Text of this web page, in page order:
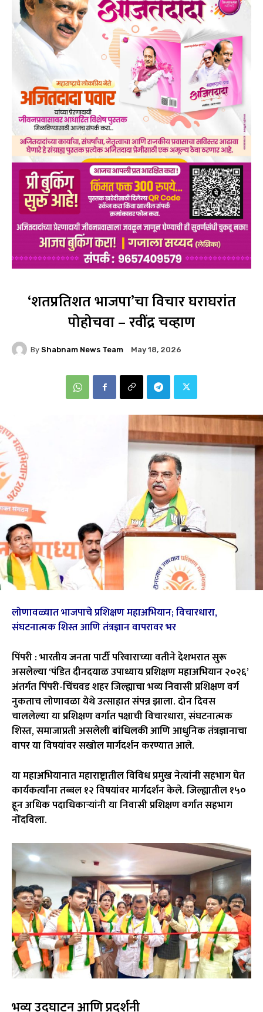
‘शतप्रतिशत भाजपा’चा विचार घराघरांत
पोहोचवा – रवींद्र चव्हाण
By Shabnam News Team May 18, 2026
लोणावळ्यात भाजपाचे प्रशिक्षण महाअभियान; विचारधारा,
संघटनात्मक शिस्त आणि तंत्रज्ञान वापरावर भर
पिंपरी :भारतीय जनता पार्टीपरिवाराच्या वतीने देशभरात सुरू
असलेल्या ‘पंडित दीनदयाळ उपाध्याय प्रशिक्षण महाअभियान २०२६’
अंतर्गत पिंपरी-चिंचवड शहर जिल्ह्याचा भव्य निवासी प्रशिक्षण वर्ग
नुकताचलोणावळायेथे उत्साहात संपन्न झाला. दोन दिवस
चाललेल्या या प्रशिक्षण वर्गात पक्षाची विचारधारा, संघटनात्मक
शिस्त, समाजाप्रती असलेली बांधिलकी आणि आधुनिक तंत्रज्ञानाचा
वापर या विषयांवर सखोल मार्गदर्शन करण्यात आले.
या महाअभियानात महाराष्ट्रातील विविध प्रमुख नेत्यांनी सहभाग घेत
कार्यकर्त्यांना तब्बल १२ विषयांवर मार्गदर्शन केले. जिल्ह्यातील १५०
हून अधिक पदाधिकाऱ्यांनी या निवासी प्रशिक्षण वर्गात सहभाग
नोंदविला.
भव्य उद्घाटन आणि प्रदर्शनी